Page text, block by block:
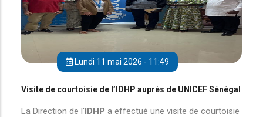
Lundi 11 mai 2026 - 11:49
Visite de courtoisie de l’IDHP auprès de UNICEF Sénégal
La Direction de l'IDHP a effectué une visite de courtoisie